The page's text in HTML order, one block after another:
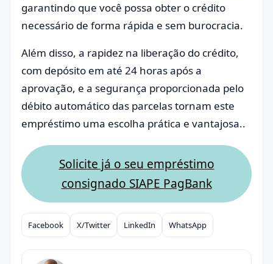
garantindo que você possa obter o crédito
necessário de forma rápida e sem burocracia.
Além disso, a rapidez na liberação do crédito,
com depósito em até 24 horas após a
aprovação, e a segurança proporcionada pelo
débito automático das parcelas tornam este
empréstimo uma escolha prática e vantajosa..
Solicite já o seu empréstimo
consignado SIAPE PagBank
Compartilhar
Facebook X/Twitter LinkedIn WhatsApp